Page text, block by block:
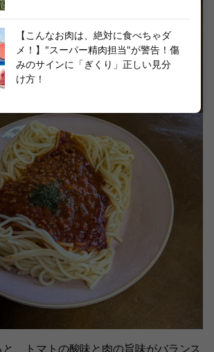
、トマトの酸味と肉の旨味がバランス
【こんなお肉は、絶対に食べちゃダ
メ！】"スーパー精肉担当"が警告！傷
みのサインに「ぎくり」正しい見分
け方！